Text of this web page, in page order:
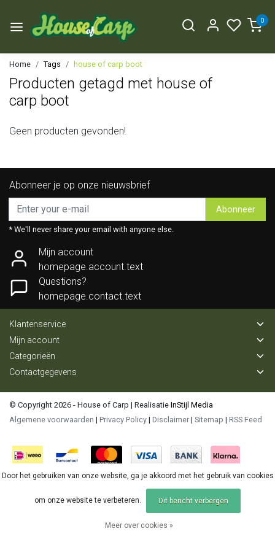
0
Home Tags house of carp boot
Producten getagd met house of
carp boot
Geen producten gevonden!
Abonneer je op onze nieuwsbrief
Abonneer
* We'll never share your email with anyone else.
Mijn account
homepage.account.text
Questions?
homepage.contact.text
Klantenservice
Mijn account
Categorieën
Contactgegevens
© Copyright 2026 - House of Carp | Realisatie InStijl Media
Algemene voorwaarden | Privacy Policy | Disclaimer | Sitemap | RSS Feed
Door het gebruiken van onze website, ga je akkoord met het gebruik van cookies
om onze website te verbeteren. Dit bericht verbergen
Meer over cookies »